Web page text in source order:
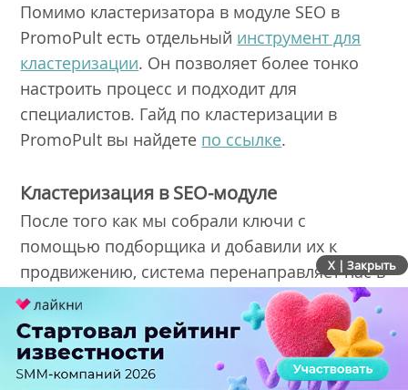
Помимо кластеризатора в модуле SEO в
PromoPult есть отдельный инструмент для
кластеризации. Он позволяет более тонко
настроить процесс и подходит для
специалистов. Гайд по кластеризации в
PromoPult вы найдете по ссылке.
Кластеризация в SEO-модуле
После того как мы собрали ключи с
помощью подборщика и добавили их к
продвижению, система перенаправляет нас в
раздел «Целевые страницы». Кликаем по
вкладке «Кластеризация», а затем – по ссылке
«Кластеризовать».
X | Закрыть